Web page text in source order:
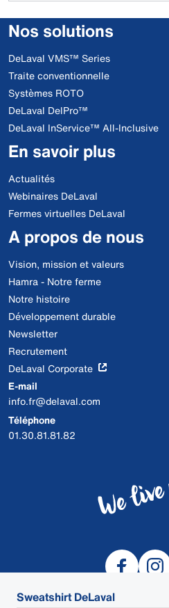
Sweatshirt DeLaval
Nos solutions
DeLaval VMS™ Series
Traite conventionnelle
Systèmes ROTO
DeLaval DelPro™
DeLaval InService™ All-Inclusive
En savoir plus
Actualités
Webinaires DeLaval
Fermes virtuelles DeLaval
A propos de nous
Vision, mission et valeurs
Hamra - Notre ferme
Notre histoire
Développement durable
Newsletter
Recrutement
DeLaval Corporate
E-mail
info.fr@delaval.com
Téléphone
01.30.81.81.82